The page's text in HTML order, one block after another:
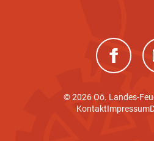
(neues
© 2026 Oö. Landes-
KontaktImpressum